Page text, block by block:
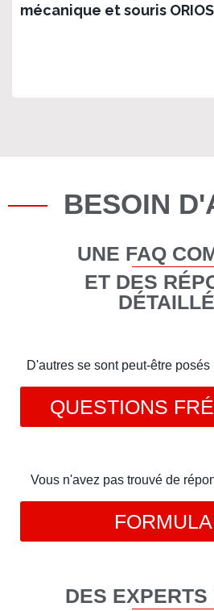
mécanique et souris ORIOS
BESOIN
UNE FAQ
ET DES
D'autres se sont peut-être
QUESTIONS
Vous n'avez pas trouvé de
DES EXPERTS